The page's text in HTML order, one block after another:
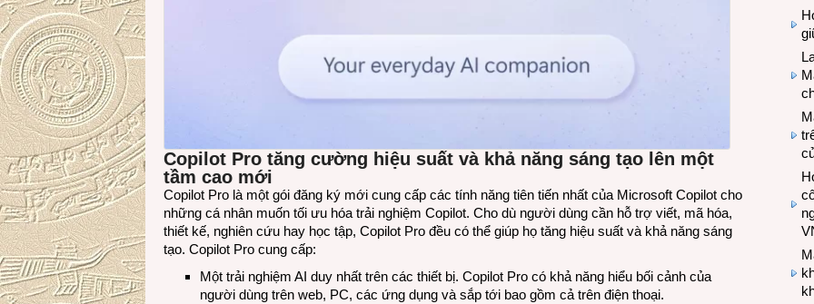
Copilot Pro tăng cường hiệu suất và khả năng sáng tạo lên một
tầm cao mới
Copilot Pro là một gói đăng ký mới cung cấp các tính năng tiên tiến nhất của Microsoft Copilot cho
những cá nhân muốn tối ưu hóa trải nghiệm Copilot. Cho dù người dùng cần hỗ trợ viết, mã hóa,
thiết kế, nghiên cứu hay học tập, Copilot Pro đều có thể giúp họ tăng hiệu suất và khả năng sáng
tạo. Copilot Pro cung cấp:
Một trải nghiệm AI duy nhất trên các thiết bị. Copilot Pro có khả năng hiểu bối cảnh của
người dùng trên web, PC, các ứng dụng và sắp tới bao gồm cả trên điện thoại.